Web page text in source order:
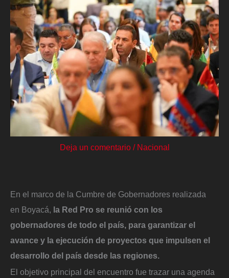
Deja un comentario / Nacional
En el marco de la Cumbre de Gobernadores realizada
en Boyacá, la Red Pro se reunió con los
gobernadores de todo el país, para garantizar el
avance y la ejecución de proyectos que impulsen el
desarrollo del país desde las regiones.
El objetivo principal del encuentro fue trazar una agenda